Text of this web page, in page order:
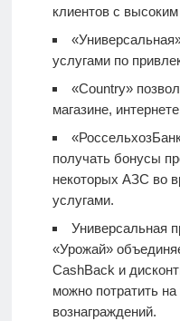
клиентов с
услугами по
«Country»
магазине,
получать бонусы
некоторых АЗС во
услугами.
Универсальная
«Урожай»
CashBack и
можно потратить
вознаграждений.